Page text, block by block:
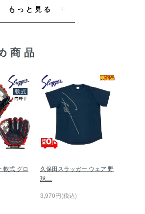
もっと見る
商品
軟式 グロ
久保田スラッガー ウェア 野
球…
3,970円(税込)